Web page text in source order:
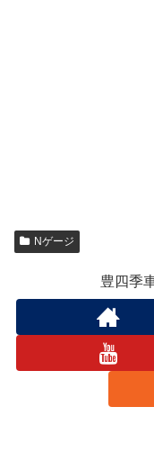
Nゲージ
豊四季